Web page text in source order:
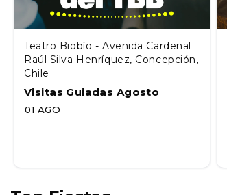
Teatro Biobío - Avenida Cardenal
Raúl Silva Henríquez, Concepción,
Chile
Visitas Guiadas Agosto
01 AGO